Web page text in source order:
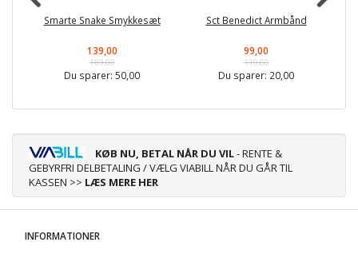
Smarte Snake Smykkesæt
139,00
189,00
Du sparer: 50,00
Sct Benedict Armbånd
99,00
119,00
Du sparer: 20,00
KØB NU, BETAL NÅR DU VIL- RENTE &
GEBYRFRI DELBETALING / VÆLG VIABILL NÅR DU GÅR TIL
KASSEN >> LÆS MERE HER
INFORMATIONER